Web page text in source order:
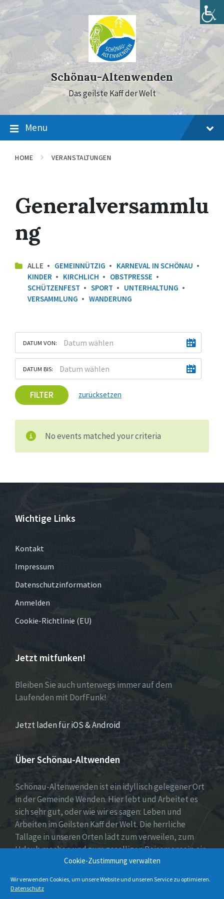
Cookie-Zustimmung verwalten
Wir verwenden Cookies, um unsere Website und unseren Service zu optimieren.
Datenschutz
to
content
to
main
navigation
to
footer
Schönau-Altenwenden
Das geilste Kaff der Welt
Menu
HOME VERANSTALTUNGEN
Generalversammlu
ng
ALLE GEMEINNÜTZIG
KARNEVAL IN SCHÖNAU
KINDER
KIRCHLICH
OBSTPRESSE
SCHÜTZENFEST
SPORT
UNTERHALTUNG
VERSAMMLUNG
WANDERUNG
DATUM VON:
DATUM BIS:
FILTER zurücksetzen
No events matched your criteria
Wichtige Links
Kontakt
Impressum
Datenschutzinformation
Anmelden
Cookie-Richtlinie (EU)
Jetzt mitfunken!
Bleiben Sie auch unterwegs immer auf dem
Laufenden mit DorfFunk!
Jetzt laden für iOS & Android
Über Schönau-Altwenden
Schönau-Altenwenden ist ein idyllisch gelegener Ort
in der Gemeinde Wenden. Hier lebt und Arbeitet es
sich sehr gut, oder wie wir es sagen: Leben und
Arbeiten im Geilsten Kaff der Welt. Die herrliche
Tallage in unseren Orten lädt zum verweilen, zum
Urlaub machen und zum geselligen Beisamensein ein.
Dies wird auch durch unser aktives Vereinsleben
unter Beweis gestellt.